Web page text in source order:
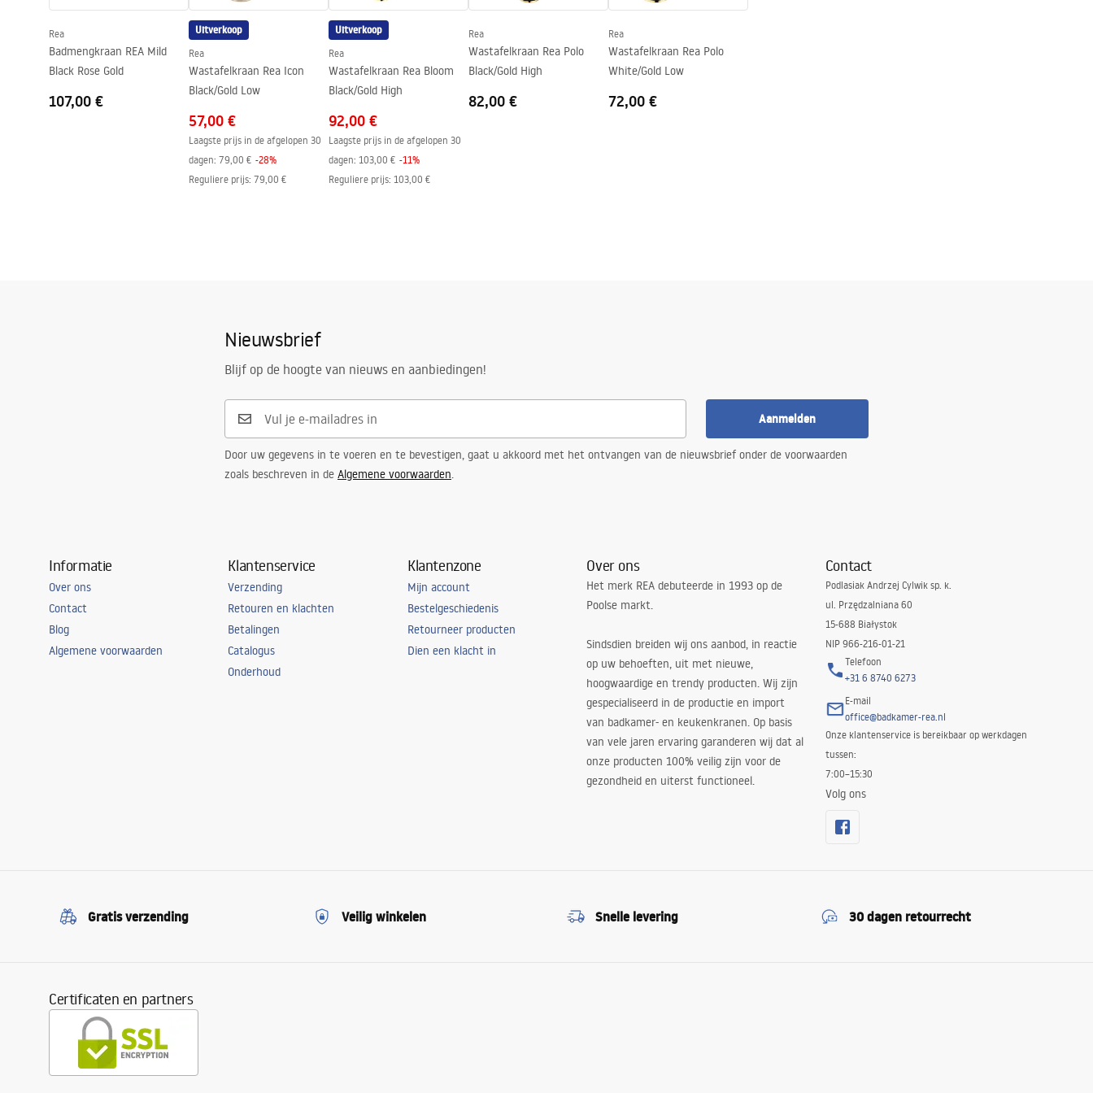
Garantie
5 jaar
Rea
Badmengkraan REA Mild
Black Rose Gold
107,00 €
Uitverkoop
Rea
Wastafelkraan Rea Icon
Black/Gold Low
57,00 €
Laagste prijs in de afgelopen 30
dagen: 79,00 € -28%
Reguliere prijs: 79,00 €
Uitverkoop
Rea
Wastafelkraan Rea Bloom
Black/Gold High
92,00 €
Laagste prijs in de afgelopen 30
dagen: 103,00 € -11%
Reguliere prijs: 103,00 €
Rea
Wastafelkraan Rea Polo
Black/Gold High
82,00 €
Rea
Wastafelkraan Rea Polo
White/Gold Low
72,00 €
Nieuwsbrief
Blijf op de hoogte van nieuws en aanbiedingen!
Aanmelden
Door uw gegevens in te voeren en te bevestigen, gaat u akkoord met het ontvangen van de nieuwsbrief onder de voorwaarden
zoals beschreven in de Algemene voorwaarden.
Informatie
Over ons
Contact
Blog
Algemene voorwaarden
Klantenservice
Verzending
Retouren en klachten
Betalingen
Catalogus
Onderhoud
Klantenzone
Mijn account
Bestelgeschiedenis
Retourneer producten
Dien een klacht in
Over ons
Het merk REA debuteerde in 1993 op de
Poolse markt.
Sindsdien breiden wij ons aanbod, in reactie
op uw behoeften, uit met nieuwe,
hoogwaardige en trendy producten. Wij zijn
gespecialiseerd in de productie en import
van badkamer- en keukenkranen. Op basis
van vele jaren ervaring garanderen wij dat al
onze producten 100% veilig zijn voor de
gezondheid en uiterst functioneel.
Contact
Podlasiak Andrzej Cylwik sp. k.
ul. Przędzalniana 60
15-688 Białystok
NIP 966-216-01-21
Telefoon
+31 6 8740 6273
E-mail
office@badkamer-rea.nl
Onze klantenservice is bereikbaar op werkdagen
tussen:
7:00–15:30
Volg ons
Gratis verzending Veilig winkelen Snelle levering 30 dagen retourrecht
Certificaten en partners